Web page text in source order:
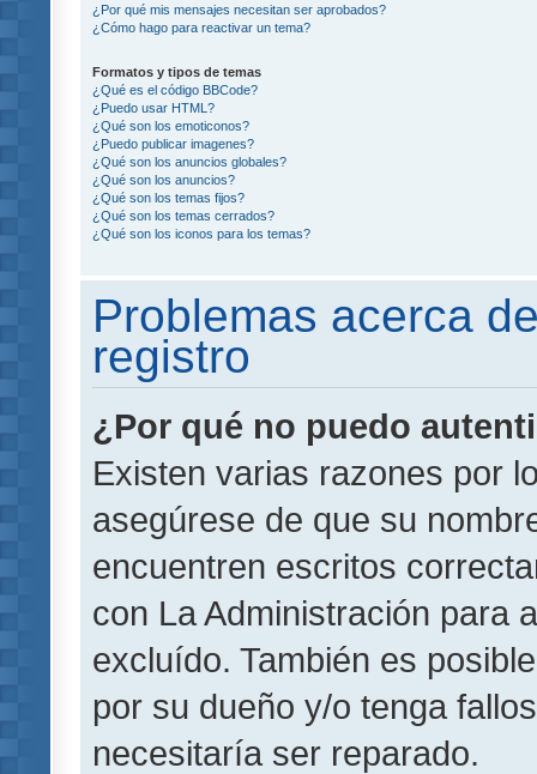
¿Por qué mis mensajes necesitan ser aprobados?
¿Cómo hago para reactivar un tema?
Formatos y tipos de temas
¿Qué es el código BBCode?
¿Puedo usar HTML?
¿Qué son los emoticonos?
¿Puedo publicar imagenes?
¿Qué son los anuncios globales?
¿Qué son los anuncios?
¿Qué son los temas fijos?
¿Qué son los temas cerrados?
¿Qué son los iconos para los temas?
Problemas acerca
registro
¿Por qué no puedo
Existen varias razones por
asegúrese de que su
encuentren escritos
con La Administración para
excluído. También es
por su dueño y/o tenga
necesitaría ser reparado.